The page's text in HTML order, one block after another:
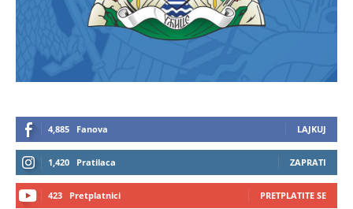
4,885 Fanova LAJKUJ
1,420 Pratilaca ZAPRATI
423 Pretplatnici PRETPLATITE SE